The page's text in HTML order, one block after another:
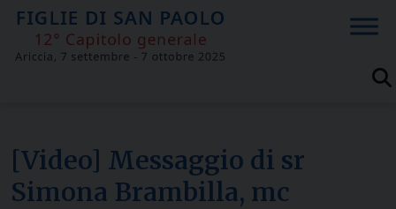
Skip
content
[Video] Messaggio di sr
Simona Brambilla, mc